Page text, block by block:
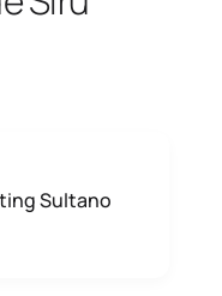
Sultano